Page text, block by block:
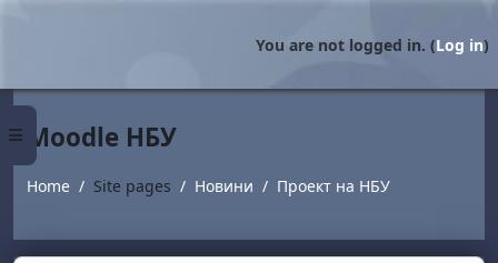
Side panel
You are not logged in. (Log in)
Moodle НБУ
Home Site pages Новини Проект на НБУ